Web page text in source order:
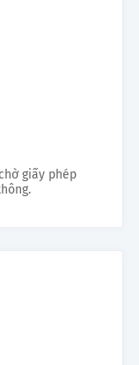
giấy phép